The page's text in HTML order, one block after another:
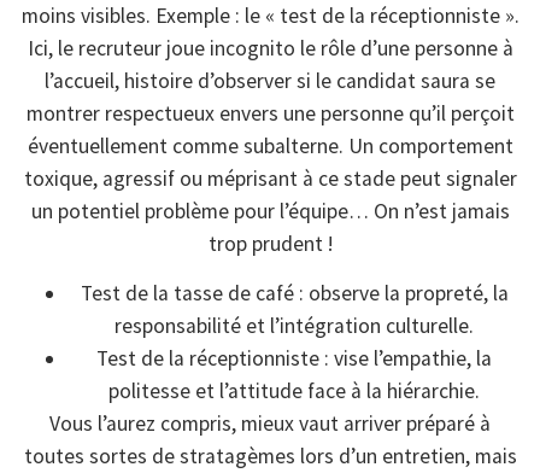
moins visibles. Exemple : le « test de la réceptionniste ».
Ici, le recruteur joue incognito le rôle d’une personne à
l’accueil, histoire d’observer si le candidat saura se
montrer respectueux envers une personne qu’il perçoit
éventuellement comme subalterne. Un comportement
toxique, agressif ou méprisant à ce stade peut signaler
un potentiel problème pour l’équipe… On n’est jamais
trop prudent !
Test de la tasse de café : observe la propreté, la
responsabilité et l’intégration culturelle.
Test de la réceptionniste : vise l’empathie, la
politesse et l’attitude face à la hiérarchie.
Vous l’aurez compris, mieux vaut arriver préparé à
toutes sortes de stratagèmes lors d’un entretien, mais